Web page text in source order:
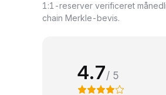
1:1-reserver verificeret
chain Merkle-bevis.
4.7/ 5